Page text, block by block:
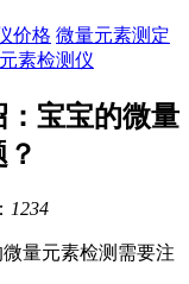
价格 微量元素测定
素检测仪
宝宝的微量
1234
量元素检测需要注